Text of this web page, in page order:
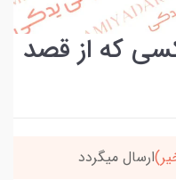
که از قصد
ارسال میگردد